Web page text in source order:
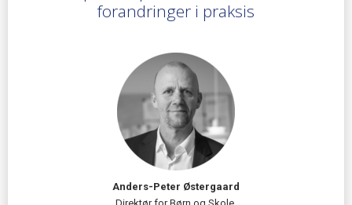
forandringer i praksis
Anders-Peter Østergaard